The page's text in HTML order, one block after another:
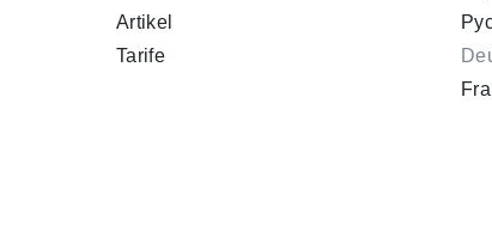
Artikel
Tarife